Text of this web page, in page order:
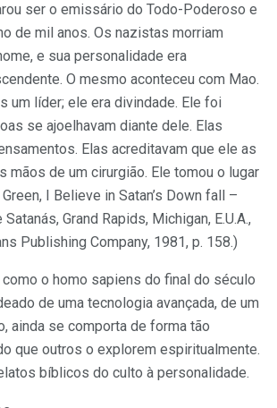
ser o emissário do Todo-Poderoso e
de mil anos. Os nazistas morriam
e sua personalidade era
O mesmo aconteceu com Mao.
um líder; ele era divindade. Ele foi
se ajoelhavam diante dele. Elas
Elas acreditavam que ele as
mãos de um cirurgião. Ele tomou o lugar
I Believe in Satan’s Down fall –
Grand Rapids, Michigan, E.U.A.,
Publishing Company, 1981, p. 158.)
o homo sapiens do final do século
de uma tecnologia avançada, de um
ainda se comporta de forma tão
que outros o explorem espiritualmente.
bíblicos do culto à personalidade.